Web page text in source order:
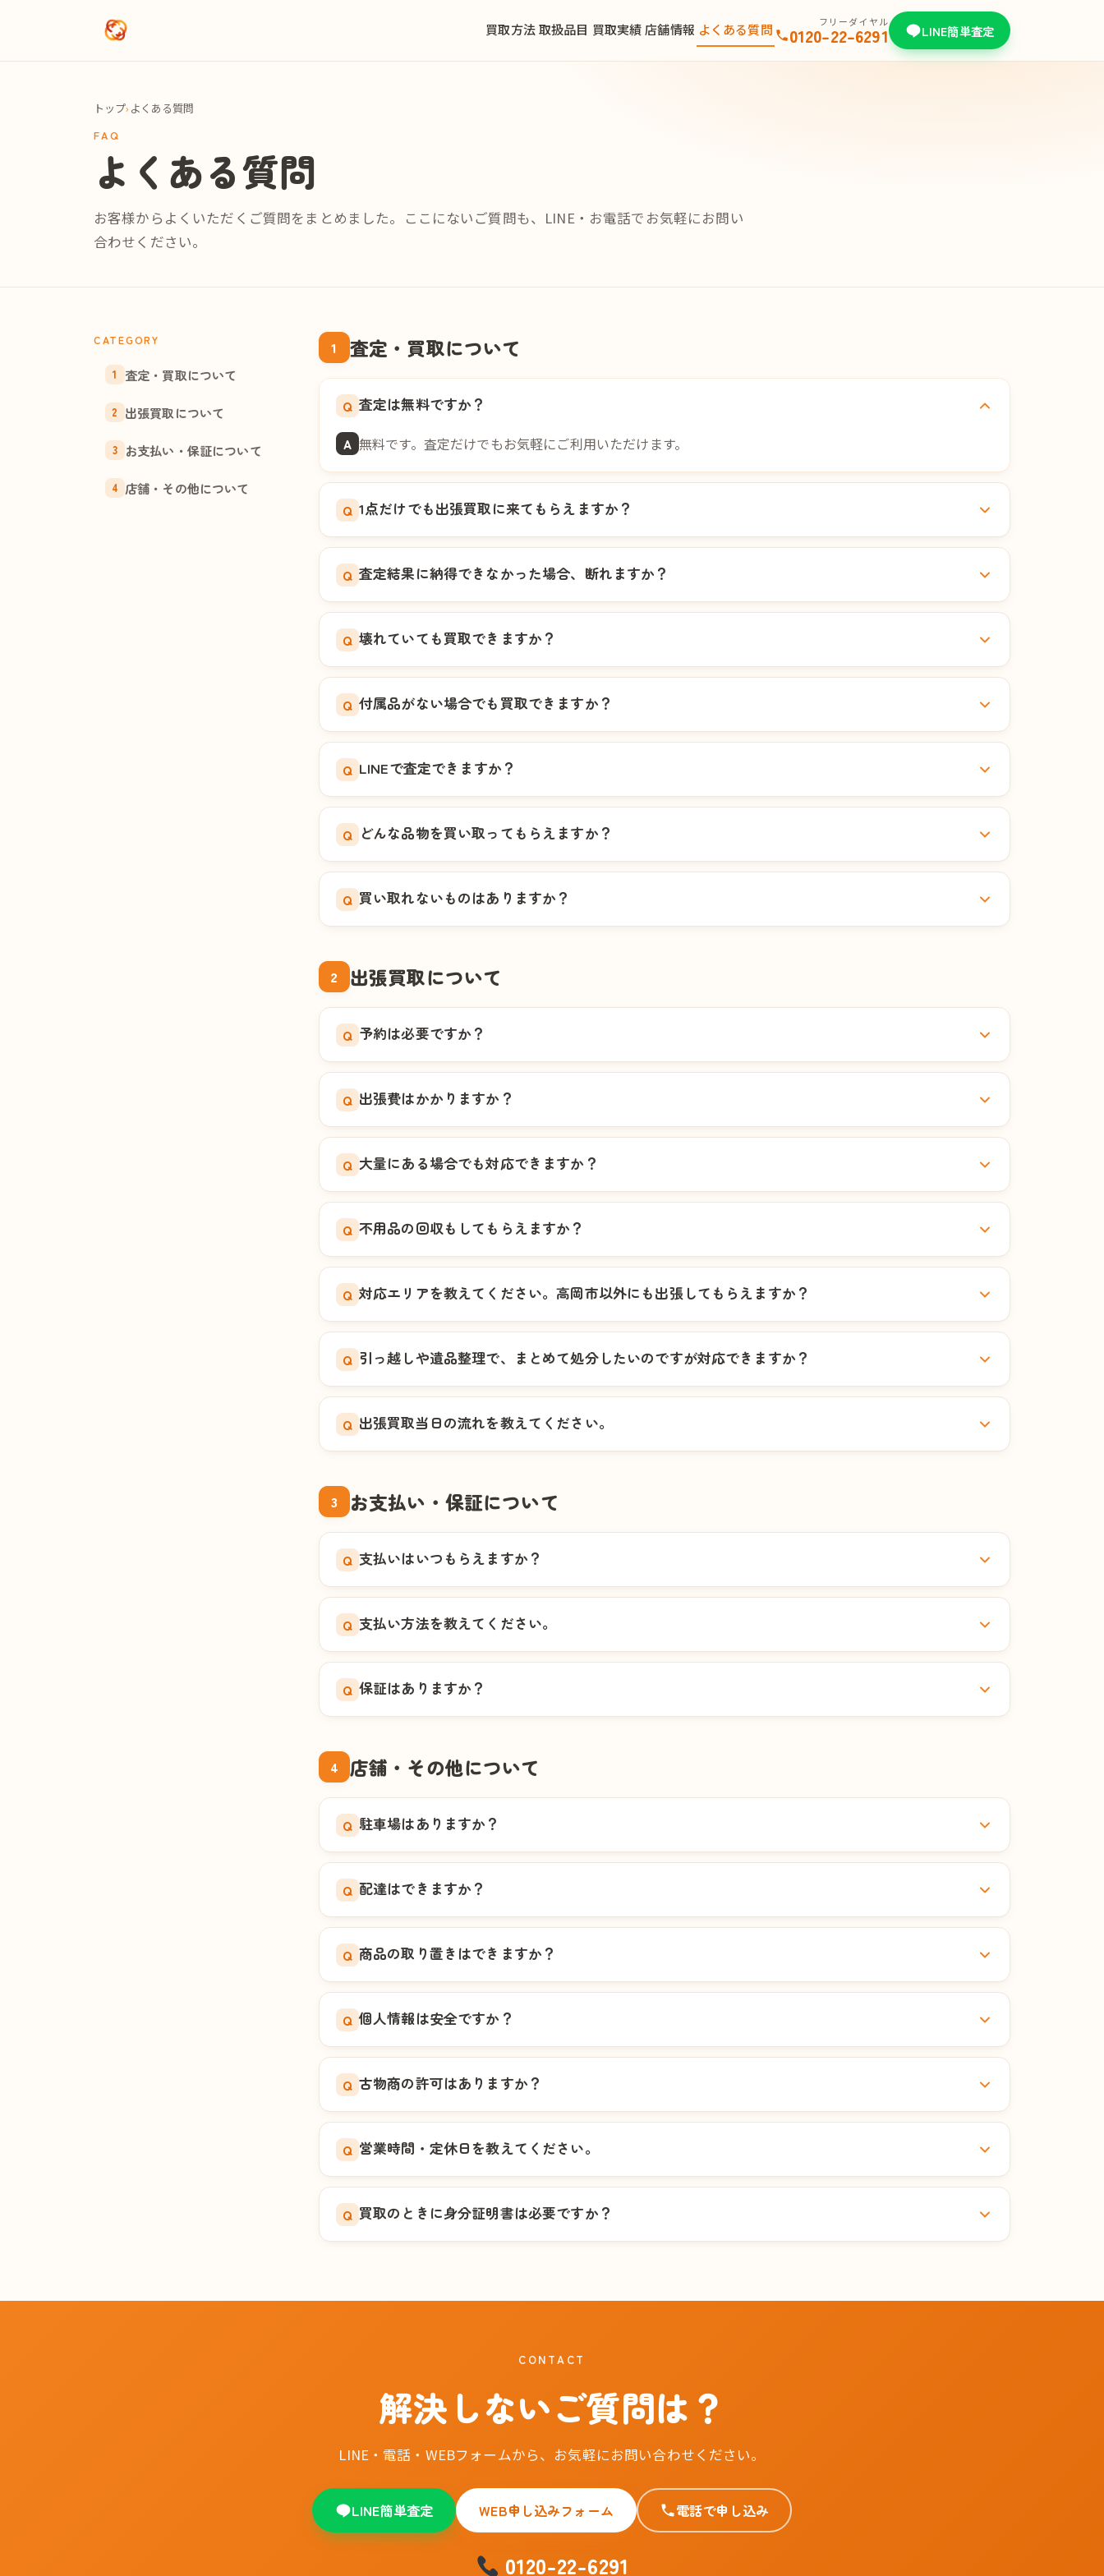
買取方法取扱品目 買取実績 店舗情報 よくある質問 フリーダイヤル
0120-22-6291 LINE簡単査定
トップ› よくある質問
FAQ
よくある質問
お客様からよくいただくご質問をまとめました。ここにないご質問も、LINE・お電話でお気軽にお問い
合わせください。
CATEGORY
1 査定・買取について
2 出張買取について
3 お支払い・保証について
4 店舗・その他について
1 査定・買取について
Q 査定は無料ですか？
A 無料です。査定だけでもお気軽にご利用いただけます。
Q 1点だけでも出張買取に来てもらえますか？
Q 査定結果に納得できなかった場合、断れますか？
Q 壊れていても買取できますか？
Q 付属品がない場合でも買取できますか？
Q LINEで査定できますか？
Q どんな品物を買い取ってもらえますか？
Q 買い取れないものはありますか？
2 出張買取について
Q 予約は必要ですか？
Q 出張費はかかりますか？
Q 大量にある場合でも対応できますか？
Q 不用品の回収もしてもらえますか？
Q 対応エリアを教えてください。高岡市以外にも出張してもらえますか？
Q 引っ越しや遺品整理で、まとめて処分したいのですが対応できますか？
Q 出張買取当日の流れを教えてください。
3 お支払い・保証について
Q 支払いはいつもらえますか？
Q 支払い方法を教えてください。
Q 保証はありますか？
4 店舗・その他について
Q 駐車場はありますか？
Q 配達はできますか？
Q 商品の取り置きはできますか？
Q 個人情報は安全ですか？
Q 古物商の許可はありますか？
Q 営業時間・定休日を教えてください。
Q 買取のときに身分証明書は必要ですか？
CONTACT
解決しないご質問は？
LINE・電話・WEBフォームから、お気軽にお問い合わせください。
LINE簡単査定 WEB申し込みフォーム 電話で申し込み
0120-22-6291